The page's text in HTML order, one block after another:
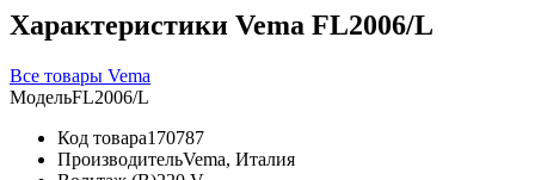
Характеристики Vema FL2006/L
Все товары Vema
МодельFL2006/L
Код товара170787
ПроизводительVema, Италия